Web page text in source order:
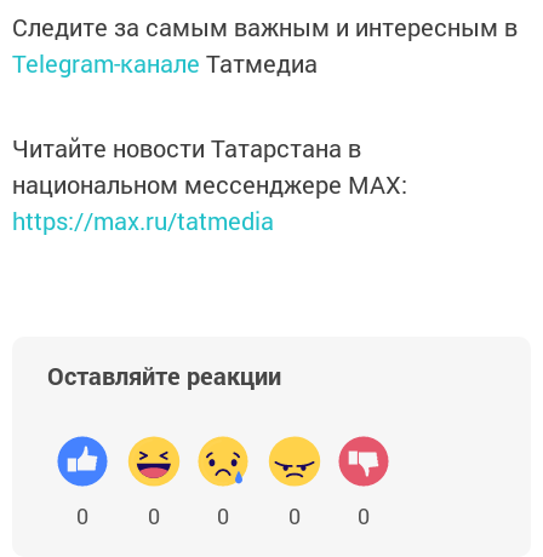
Следите за самым важным и интересным в
Telegram-канале Татмедиа
Читайте новости Татарстана в
национальном мессенджере MАХ:
https://max.ru/tatmedia
Оставляйте реакции
0 0 0 0 0